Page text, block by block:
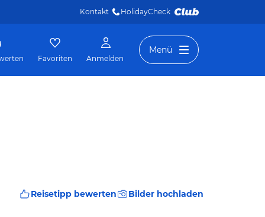
Kontakt HolidayCheck
Favoriten Anmelden
Menü
Reisetipp bewerten Bilder hochladen